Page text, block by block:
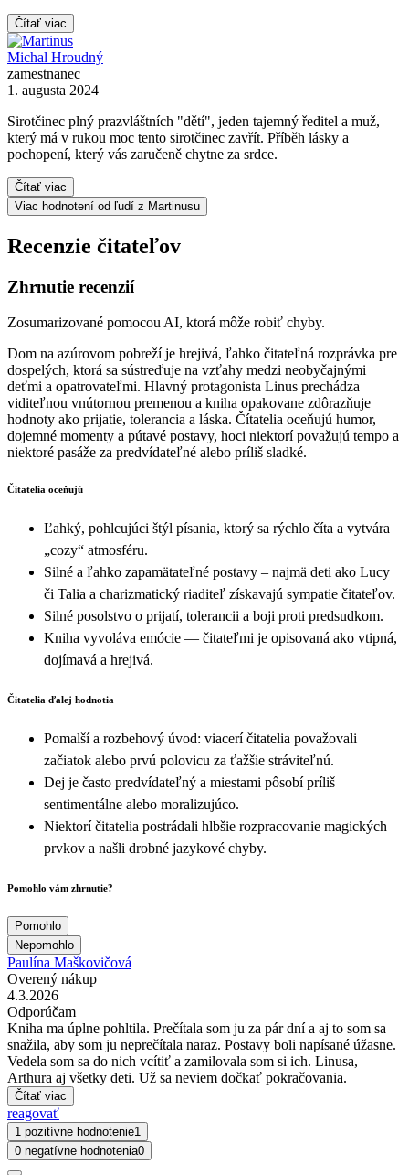
Čítať viac
Michal Hroudný
zamestnanec
1. augusta 2024
Sirotčinec plný prazvláštních "dětí", jeden tajemný ředitel a muž,
který má v rukou moc tento sirotčinec zavřít. Příběh lásky a
pochopení, který vás zaručeně chytne za srdce.
Čítať viac
Viac hodnotení od ľudí z Martinusu
Recenzie čitateľov
Zhrnutie recenzií
Zosumarizované pomocou AI, ktorá môže robiť chyby.
Dom na azúrovom pobreží je hrejivá, ľahko čitateľná rozprávka pre
dospelých, ktorá sa sústreďuje na vzťahy medzi neobyčajnými
deťmi a opatrovateľmi. Hlavný protagonista Linus prechádza
viditeľnou vnútornou premenou a kniha opakovane zdôrazňuje
hodnoty ako prijatie, tolerancia a láska. Čítatelia oceňujú humor,
dojemné momenty a pútavé postavy, hoci niektorí považujú tempo a
niektoré pasáže za predvídateľné alebo príliš sladké.
Čitatelia oceňujú
Ľahký, pohlcujúci štýl písania, ktorý sa rýchlo číta a vytvára
„cozy“ atmosféru.
Silné a ľahko zapamätateľné postavy – najmä deti ako Lucy
či Talia a charizmatický riaditeľ získavajú sympatie čitateľov.
Silné posolstvo o prijatí, tolerancii a boji proti predsudkom.
Kniha vyvoláva emócie — čitateľmi je opisovaná ako vtipná,
dojímavá a hrejivá.
Čitatelia ďalej hodnotia
Pomalší a rozbehový úvod: viacerí čitatelia považovali
začiatok alebo prvú polovicu za ťažšie stráviteľnú.
Dej je často predvídateľný a miestami pôsobí príliš
sentimentálne alebo moralizujúco.
Niektorí čitatelia postrádali hlbšie rozpracovanie magických
prvkov a našli drobné jazykové chyby.
Pomohlo vám zhrnutie?
Pomohlo
Nepomohlo
Paulína Maškovičová
Overený nákup
4.3.2026
Odporúčam
Kniha ma úplne pohltila. Prečítala som ju za pár dní a aj to som sa
snažila, aby som ju neprečítala naraz. Postavy boli napísané úžasne.
Vedela som sa do nich vcítiť a zamilovala som si ich. Linusa,
Arthura aj všetky deti. Už sa neviem dočkať pokračovania.
Čítať viac
reagovať
1 pozitívne hodnotenie1
0 negatívne hodnotenia0